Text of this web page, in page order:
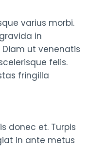
varius morbi.
in
ut venenatis
felis.
fringilla
donec et. Turpis
in ante metus